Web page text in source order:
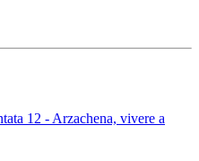
12 - Arzachena, vivere a